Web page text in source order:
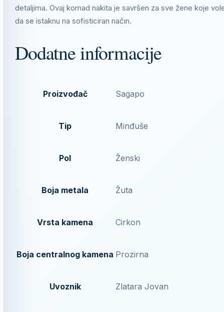
detaljima. Ovaj komad nakita je savršen za sve žene koje
da se istaknu na sofisticiran način.
Dodatne informacije
Proizvođač Sagapo
Tip Minđuše
Pol Ženski
Boja metala Žuta
Vrsta kamena Cirkon
Boja centralnog kamena Prozirna
Uvoznik Zlatara Jovan